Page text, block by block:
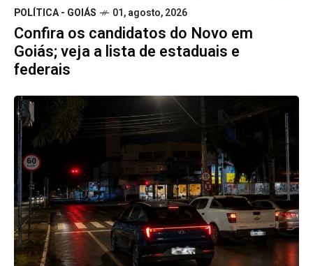
POLÍTICA - GOIÁS 01, agosto, 2026
Confira os candidatos do Novo em
Goiás; veja a lista de estaduais e
federais